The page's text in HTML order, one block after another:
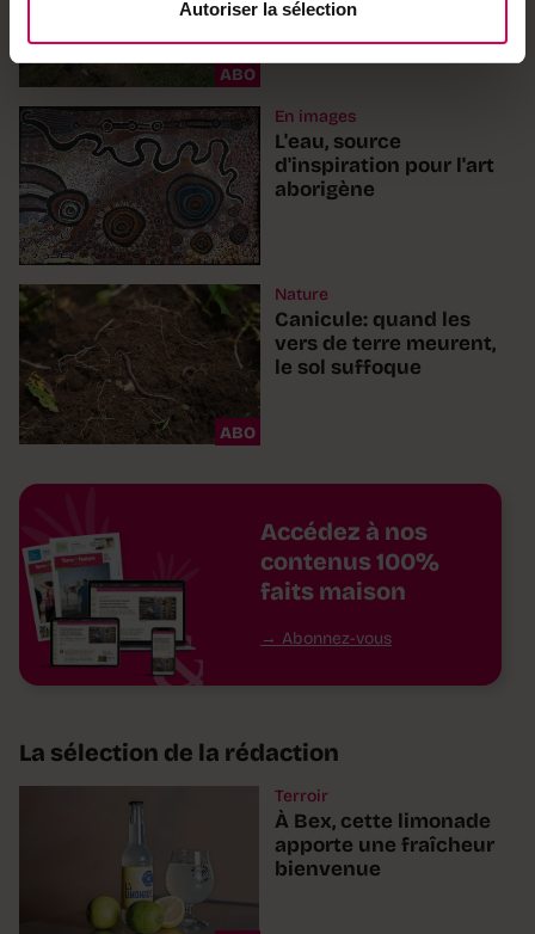
Autoriser la sélection
ABO
En images
L'eau, source
d'inspiration pour l'art
aborigène
ABO
Nature
Canicule: quand les
vers de terre meurent,
le sol suffoque
Accédez à nos
contenus 100%
faits maison
Abonnez-vous
La sélection de la rédaction
Terroir
À Bex, cette limonade
apporte une fraîcheur
bienvenue